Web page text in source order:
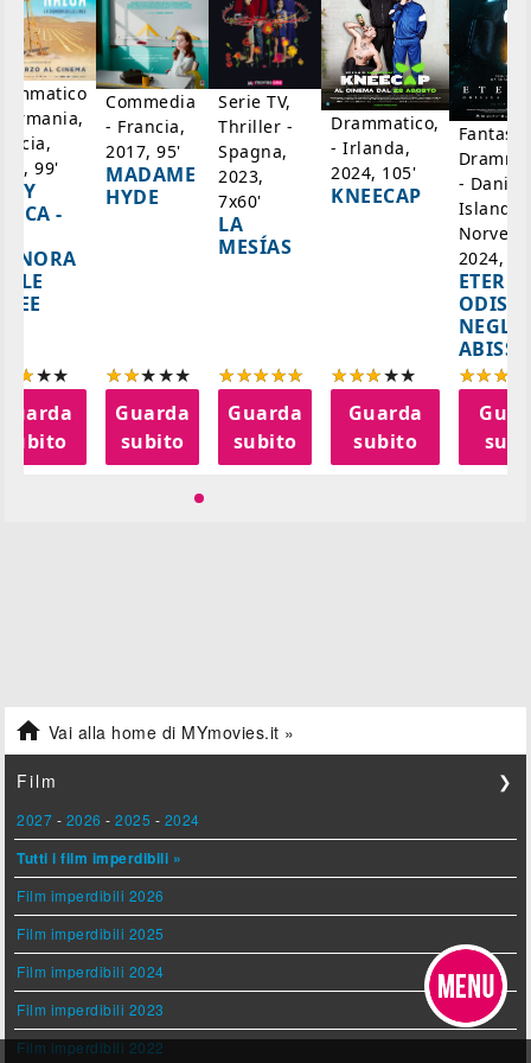
99'
-
subito
Commedia
- Francia,
2017, 95'
MADAME
HYDE
Guarda
subito
Serie TV,
Thriller -
Spagna,
2023,
7x60'
LA
MESÍAS
Guarda
subito
Drammatico,
- Irlanda,
2024, 105'
KNEECAP
Guarda
subito
-
Islanda,
2024,
NEGLI
ABISSI
 Vai alla home di MYmovies.it »
Film ❯
2027 - 2026 -2025 - 2024
Tutti i film imperdibili »
Film imperdibili 2026
Film imperdibili 2025
Film imperdibili 2024
Film imperdibili 2023
Film imperdibili 2022